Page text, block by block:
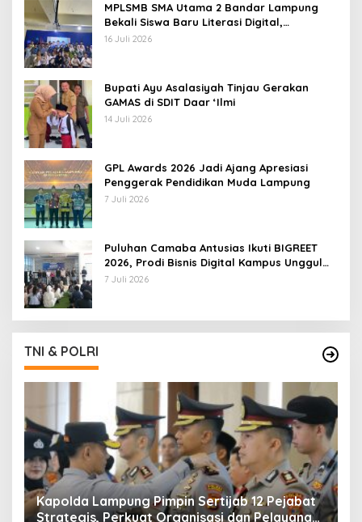
MPLSMB SMA Utama 2 Bandar Lampung
Bekali Siswa Baru Literasi Digital,
Jurnalistik, dan Etika Bermedia Sosial
16 Juli 2026
Bupati Ayu Asalasiyah Tinjau Gerakan
GAMAS di SDIT Daar ‘Ilmi
14 Juli 2026
GPL Awards 2026 Jadi Ajang Apresiasi
Penggerak Pendidikan Muda Lampung
7 Juli 2026
Puluhan Camaba Antusias Ikuti BIGREET
2026, Prodi Bisnis Digital Kampus Unggul
IIB Darmajaya Hadirkan Deretan
7 Juli 2026
TNI & POLRI
Kapolda Lampung Pimpin Sertijab 12 Pejabat
Strategis, Perkuat Organisasi dan Pelayanan